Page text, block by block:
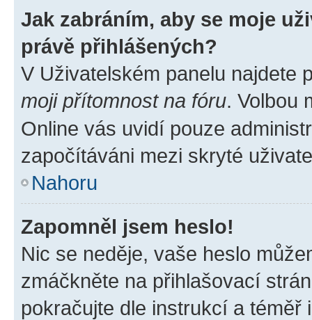
Jak zabráním, aby se moje
právě přihlášených?
V Uživatelském panelu najdete
moji přítomnost na fóru. Volbou
Online vás uvidí pouze
započítáváni mezi skryté
Nahoru
Zapomněl jsem heslo!
Nic se neděje, vaše heslo
zmáčkněte na přihlašovací
pokračujte dle instrukcí a téměř